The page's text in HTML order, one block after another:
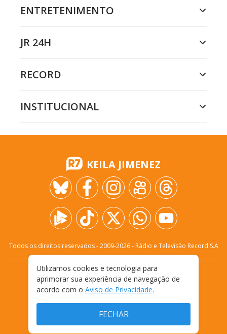
ENTRETENIMENTO
JR 24H
RECORD
INSTITUCIONAL
KEILA JIMENEZ
Todos os direitos reservados - 2009-2026- Rádio e Televisão Record S.A
FALE CONOSCO
PRIVACIDADE
TERMOS E CONDIÇÕES DE USO
Utilizamos cookies e tecnologia para
aprimorar sua experiência de navegação de
acordo com o Aviso de Privacidade.
FECHAR